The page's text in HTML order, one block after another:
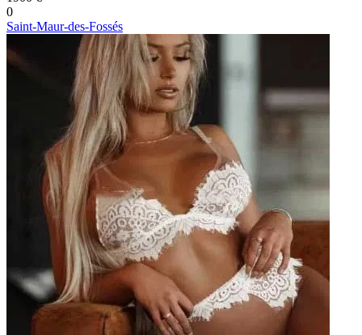
0
Saint-Maur-des-Fossés